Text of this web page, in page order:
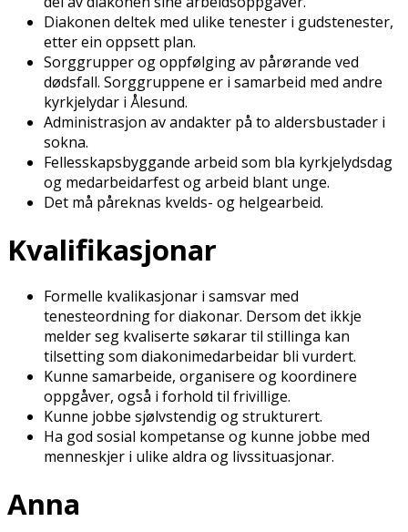
Diakonen deltek med ulike tenester i gudstenester,
etter ein oppsett plan.
Sorggrupper og oppfølging av pårørande ved
dødsfall. Sorggruppene er i samarbeid med andre
kyrkjelydar i Ålesund.
Administrasjon av andakter på to aldersbustader i
sokna.
Fellesskapsbyggande arbeid som bla kyrkjelydsdag
og medarbeidarfest og arbeid blant unge.
Det må påreknas kvelds- og helgearbeid.
Kvalifikasjonar
Formelle kvalifikasjonar i samsvar med
tenesteordning for diakonar. Dersom det ikkje
melder seg kvalifiserte søkarar til stillinga kan
tilsetting som diakonimedarbeidar bli vurdert.
Kunne samarbeide, organisere og koordinere
oppgåver, også i forhold til frivillige.
Kunne jobbe sjølvstendig og strukturert.
Ha god sosial kompetanse og kunne jobbe med
menneskjer i ulike aldra og livssituasjonar.
Anna